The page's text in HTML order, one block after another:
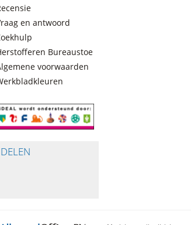
en antwoord
Bureaustoelen
voorwaarden
DELEN